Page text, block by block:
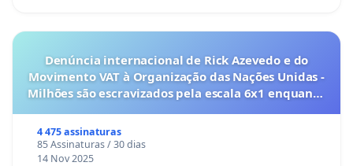
Denúncia internacional de Rick Azevedo e do
Movimento VAT à Organização das Nações Unidas -
Milhões são escravizados pela escala 6x1 enquanto
4 475 assinaturas
85 Assinaturas / 30 dias
14 Nov 2025